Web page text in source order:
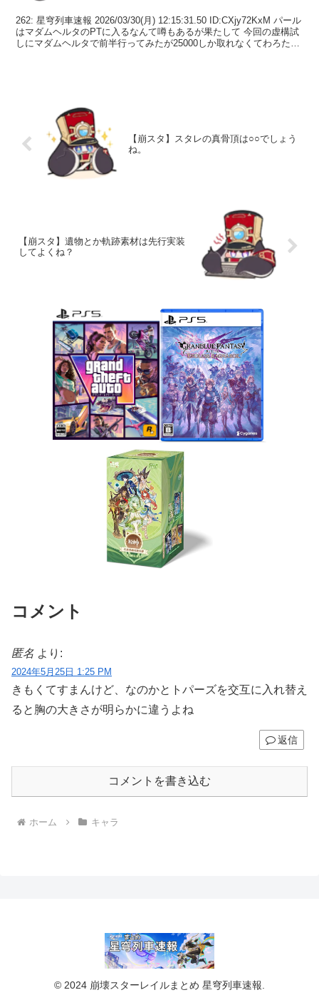
262: 星穹列車速報 2026/03/30(月) 12:15:31.50 ID:CXjy72KxM パール
はマダムヘルタのPTに入るなんて噂もあるが果たして 今回の虚構試
しにマダムヘルタで前半行ってみたが25000しか取れなくてわろた
【崩スタ】スタレの真骨頂は○○でしょう
ね。
【崩スタ】遺物とか軌跡素材は先行実装
してよくね？
コメント
匿名 より:
2024年5月25日 1:25 PM
きもくてすまんけど、なのかとトパーズを交互に入れ替え
ると胸の大きさが明らかに違うよね
返信
コメントを書き込む
ホーム キャラ
© 2024 崩壊スターレイルまとめ 星穹列車速報.